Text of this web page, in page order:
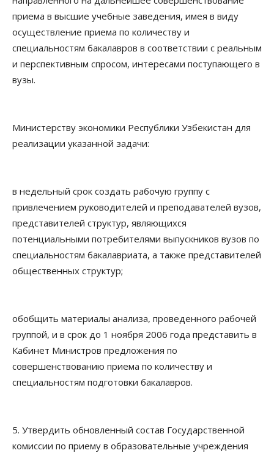
приема в высшие учебные заведения, имея в виду
осуществление приема по количеству и
специальностям бакалавров в соответствии с реальным
и перспективным спросом, интересами поступающего в
вузы.
Министерству экономики Республики Узбекистан для
реализации указанной задачи:
в недельный срок создать рабочую группу с
привлечением руководителей и преподавателей вузов,
представителей структур, являющихся
потенциальными потребителями выпускников вузов по
специальностям бакалавриата, а также представителей
общественных структур;
обобщить материалы анализа, проведенного рабочей
группой, и в срок до 1 ноября 2006 года представить в
Кабинет Министров предложения по
совершенствованию приема по количеству и
специальностям подготовки бакалавров.
5. Утвердить обновленный состав Государственной
комиссии по приему в образовательные учреждения